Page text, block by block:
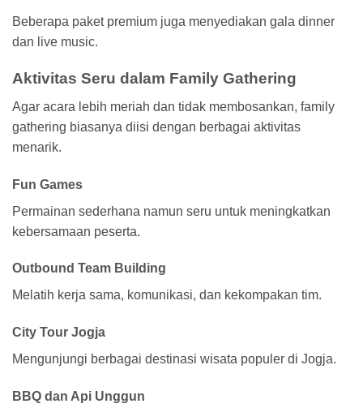
Beberapa paket premium juga menyediakan gala dinner
dan live music.
Aktivitas Seru dalam Family Gathering
Agar acara lebih meriah dan tidak membosankan, family
gathering biasanya diisi dengan berbagai aktivitas
menarik.
Fun Games
Permainan sederhana namun seru untuk meningkatkan
kebersamaan peserta.
Outbound Team Building
Melatih kerja sama, komunikasi, dan kekompakan tim.
City Tour Jogja
Mengunjungi berbagai destinasi wisata populer di Jogja.
BBQ dan Api Unggun